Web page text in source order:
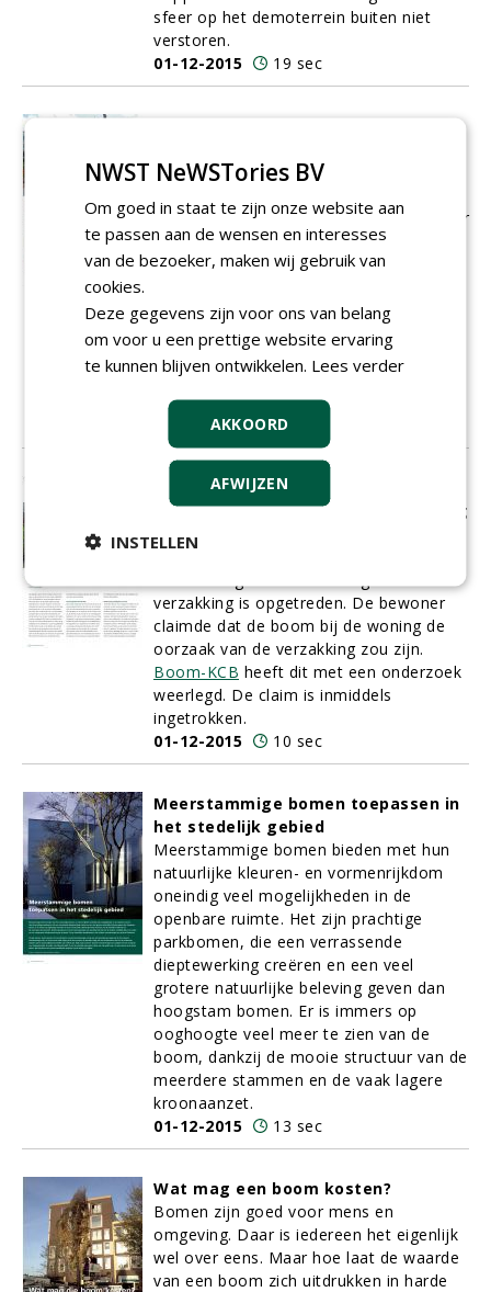
sfeer op het demoterrein buiten niet
verstoren.
01-12-2015
19 sec
Op9 mei 2015 is de Paleisbrug in 's-
geopend. Het viaduct (een brug gaat over
water) is een ontwerpvan Mels Crouwel
en is aangeplant volgens een
Verhagen, Günther Rutten en Jaap Smit
vanCobraadviseurs hebben tijdens de
voorbereidings- en uitvoeringsfase
intensief samengewerkt met
opdrachtgever en opdrachtnemers.
01-12-2015
13 sec
Zomereik gaat vrijuit na
beschuldiging van woningverzakking
Nabij het dorp Peize in de gemeente
verzakking is opgetreden. De bewoner
claimde dat de boom bij de woning de
oorzaak van de verzakking zou zijn.
Boom-KCB heeft dit met een onderzoek
weerlegd. De claim is inmiddels
ingetrokken.
01-12-2015
10 sec
Meerstammige bomen toepassen in
het stedelijk gebied
Meerstammige bomen bieden met hun
natuurlijke kleuren- en vormenrijkdom
oneindig veel mogelijkheden in de
openbare ruimte. Het zijn prachtige
parkbomen, die een verrassende
dieptewerking creëren en een veel
grotere natuurlijke beleving geven dan
hoogstam bomen. Er is immers op
ooghoogte veel meer te zien van de
boom, dankzij de mooie structuur van de
meerdere stammen en de vaak lagere
kroonaanzet.
01-12-2015
13 sec
Wat mag een boom kosten?
Bomen zijn goed voor mens en
omgeving. Daar is iedereen het eigenlijk
wel over eens. Maar hoe laat de waarde
van een boom zich uitdrukken in harde
NWST NeWSTories BV
Om goed in staat te zijn onze website aan
te passen aan de wensen en interesses
van de bezoeker, maken wij gebruik van
cookies.
Deze gegevens zijn voor ons van belang
om voor u een prettige website ervaring
te kunnen blijven ontwikkelen. Lees verder
AKKOORD
AFWIJZEN
INSTELLEN